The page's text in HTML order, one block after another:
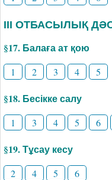
ІІІ ОТБАСЫЛЫҚ
§17. Балаға ат қою
1 2 3 4 5
§18. Бесікке салу
1 3 4 5 6
§19. Тұсау кесу
2 4 5 6